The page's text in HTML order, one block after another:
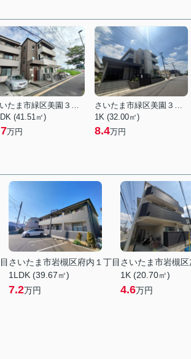
さいたま市緑区美園３丁目
(41.51㎡)
万円
さいたま市緑区美園３丁目
1K (32.00㎡)
8.4万円
さいたま市岩槻区府内１丁目
1LDK (39.67㎡)
7.2万円
さいたま市岩槻区
1K (20.70㎡)
4.6万円